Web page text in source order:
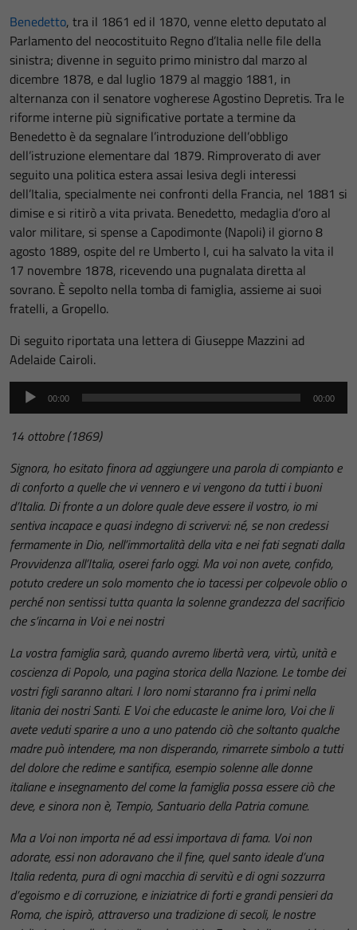
Benedetto, tra il 1861 ed il 1870, venne eletto deputato al
Parlamento del neocostituito Regno d’Italia nelle file della
sinistra; divenne in seguito primo ministro dal marzo al
dicembre 1878, e dal luglio 1879 al maggio 1881, in
alternanza con il senatore vogherese Agostino Depretis. Tra le
riforme interne più significative portate a termine da
Benedetto è da segnalare l’introduzione dell’obbligo
dell’istruzione elementare dal 1879. Rimproverato di aver
seguito una politica estera assai lesiva degli interessi
dell’Italia, specialmente nei confronti della Francia, nel 1881 si
dimise e si ritirò a vita privata. Benedetto, medaglia d’oro al
valor militare, si spense a Capodimonte (Napoli) il giorno 8
agosto 1889, ospite del re Umberto I, cui ha salvato la vita il
17 novembre 1878, ricevendo una pugnalata diretta al
sovrano. È sepolto nella tomba di famiglia, assieme ai suoi
fratelli, a Gropello.
Di seguito riportata una lettera di Giuseppe Mazzini ad
Adelaide Cairoli.
Audio
Player
00:00 00:00
14 ottobre (1869)
Signora, ho esitato finora ad aggiungere una parola di compianto e
di conforto a quelle che vi vennero e vi vengono da tutti i buoni
d’Italia. Di fronte a un dolore quale deve essere il vostro, io mi
sentiva incapace e quasi indegno di scrivervi: né, se non credessi
fermamente in Dio, nell’immortalità della vita e nei fati segnati dalla
Provvidenza all’Italia, oserei farlo oggi. Ma voi non avete, confido,
potuto credere un solo momento che io tacessi per colpevole oblio o
perché non sentissi tutta quanta la solenne grandezza del sacrificio
che s’incarna in Voi e nei nostri
La vostra famiglia sarà, quando avremo libertà vera, virtù, unità e
coscienza di Popolo, una pagina storica della Nazione. Le tombe dei
vostri figli saranno altari. I loro nomi staranno fra i primi nella
litania dei nostri Santi. E Voi che educaste le anime loro, Voi che li
avete veduti sparire a uno a uno patendo ciò che soltanto qualche
madre può intendere, ma non disperando, rimarrete simbolo a tutti
del dolore che redime e santifica, esempio solenne alle donne
italiane e insegnamento del come la famiglia possa essere ciò che
deve, e sinora non è, Tempio, Santuario della Patria comune.
Ma a Voi non importa né ad essi importava di fama. Voi non
adorate, essi non adoravano che il fine, quel santo ideale d’una
Italia redenta, pura di ogni macchia di servitù e di ogni sozzurra
d’egoismo e di corruzione, e iniziatrice di forti e grandi pensieri da
Roma, che ispirò, attraverso una tradizione di secoli, le nostre